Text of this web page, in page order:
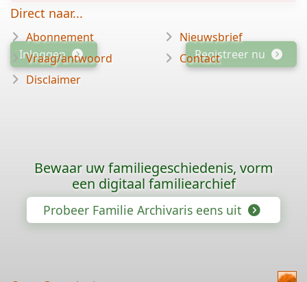
Inloggen Registreer nu
Direct naar...
Abonnement
Vraag/antwoord
Disclaimer
Nieuwsbrief
Contact
Bewaar uw familiegeschiedenis, vorm
een digitaal familiearchief
Probeer Familie Archivaris eens uit